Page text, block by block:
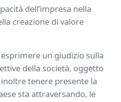
dell’impresa nella
creazione di valore
un giudizio sulla
della società, oggetto
inoltre tenere presente la
sta attraversando, le